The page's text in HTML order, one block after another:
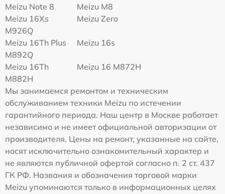
Meizu Note 8
Meizu M8
Meizu 16Xs
M926Q
Meizu Zero
Meizu 16Th Plus
M892Q
Meizu 16s
Meizu 16Th
M882H
Meizu 16 M872H
Мы занимаемся ремонтом и техническим
обслуживанием техники Meizu по истечении
гарантийного периода. Наш центр в Москве работает
независимо и не имеет официальной авторизации от
производителя. Цены на ремонт, указанные на сайте,
носят исключительно ознакомительный характер и
не являются публичной офертой согласно п. 2 ст. 437
ГК РФ. Названия и обозначения торговой марки
Meizu упоминаются только в информационных целях